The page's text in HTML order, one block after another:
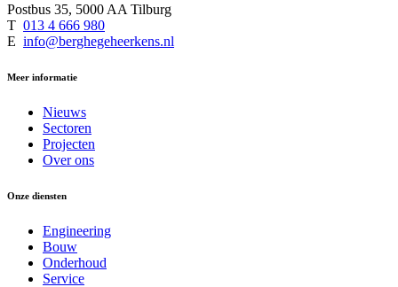
Postbus 35, 5000 AA Tilburg
T 013 4 666 980
E info@berghegeheerkens.nl
Meer informatie
Nieuws
Sectoren
Projecten
Over ons
Onze diensten
Engineering
Bouw
Onderhoud
Service